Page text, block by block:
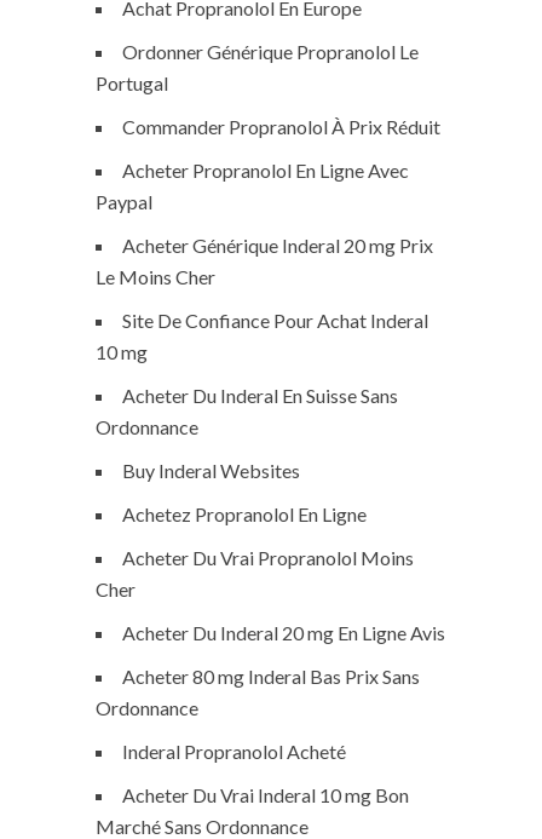
Achat Propranolol En Europe
Ordonner Générique Propranolol Le
Portugal
Commander Propranolol À Prix Réduit
Acheter Propranolol En Ligne Avec
Paypal
Acheter Générique Inderal 20 mg Prix
Le Moins Cher
Site De Confiance Pour Achat Inderal
10 mg
Acheter Du Inderal En Suisse Sans
Ordonnance
Buy Inderal Websites
Achetez Propranolol En Ligne
Acheter Du Vrai Propranolol Moins
Cher
Acheter Du Inderal 20 mg En Ligne Avis
Acheter 80 mg Inderal Bas Prix Sans
Ordonnance
Inderal Propranolol Acheté
Acheter Du Vrai Inderal 10 mg Bon
Marché Sans Ordonnance